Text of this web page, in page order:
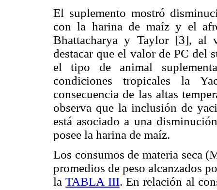
El suplemento mostró
con la harina de maíz y el
Bhattacharya y Taylor [3], al
destacar que el valor de PC del
el tipo de animal
condiciones tropicales la
consecuencia de las altas
observa que la inclusión de
está asociado a una
posee la harina de maíz.
Los consumos de materia seca
promedios de peso alcanzados
laTABLA III. En relación al